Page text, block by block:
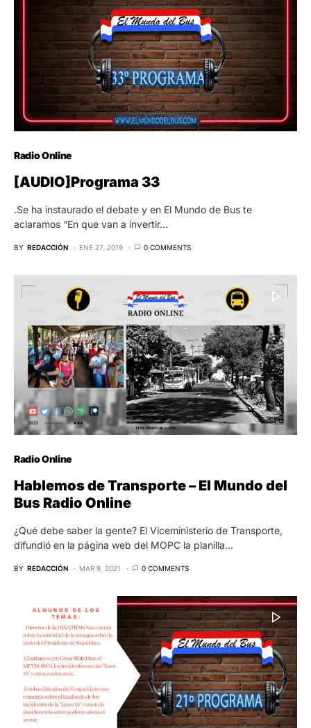
Radio Online
[AUDIO]Programa 33
.Se ha instaurado el debate y en El Mundo de Bus te
aclaramos “En que van a invertir…
BY REDACCIÓN ENE 27, 2019 0 COMMENTS
Radio Online
Hablemos de Transporte – El Mundo del
Bus Radio Online
¿Qué debe saber la gente? El Viceministerio de Transporte,
difundió en la página web del MOPC la planilla…
BY REDACCIÓN MAR 9, 2021 0 COMMENTS